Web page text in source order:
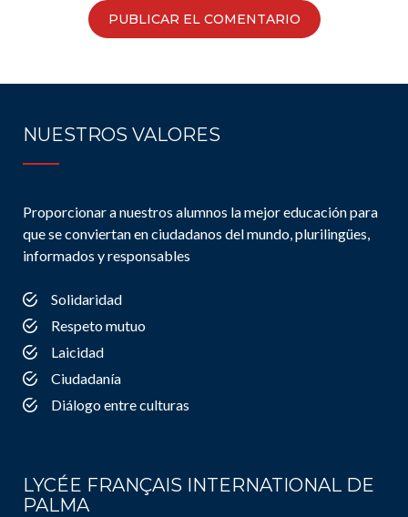
NUESTROS VALORES
Proporcionar a nuestros alumnos la mejor educación para
que se conviertan en ciudadanos del mundo, plurilingües,
informados y responsables
Solidaridad
Respeto mutuo
Laicidad
Ciudadanía
Diálogo entre culturas
LYCÉE FRANÇAIS INTERNATIONAL DE
PALMA